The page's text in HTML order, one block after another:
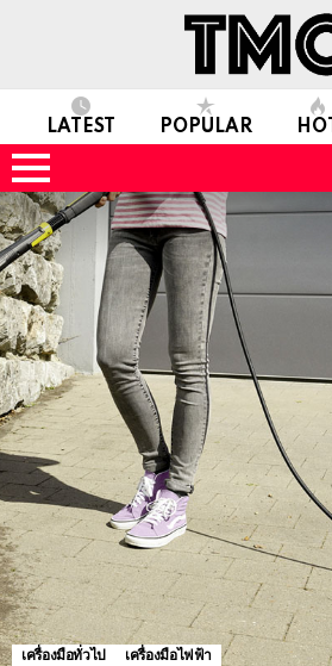
LATEST POPULAR HOT
Menu
เครื่องมือทั่วไป เครื่องมือไฟฟ้า